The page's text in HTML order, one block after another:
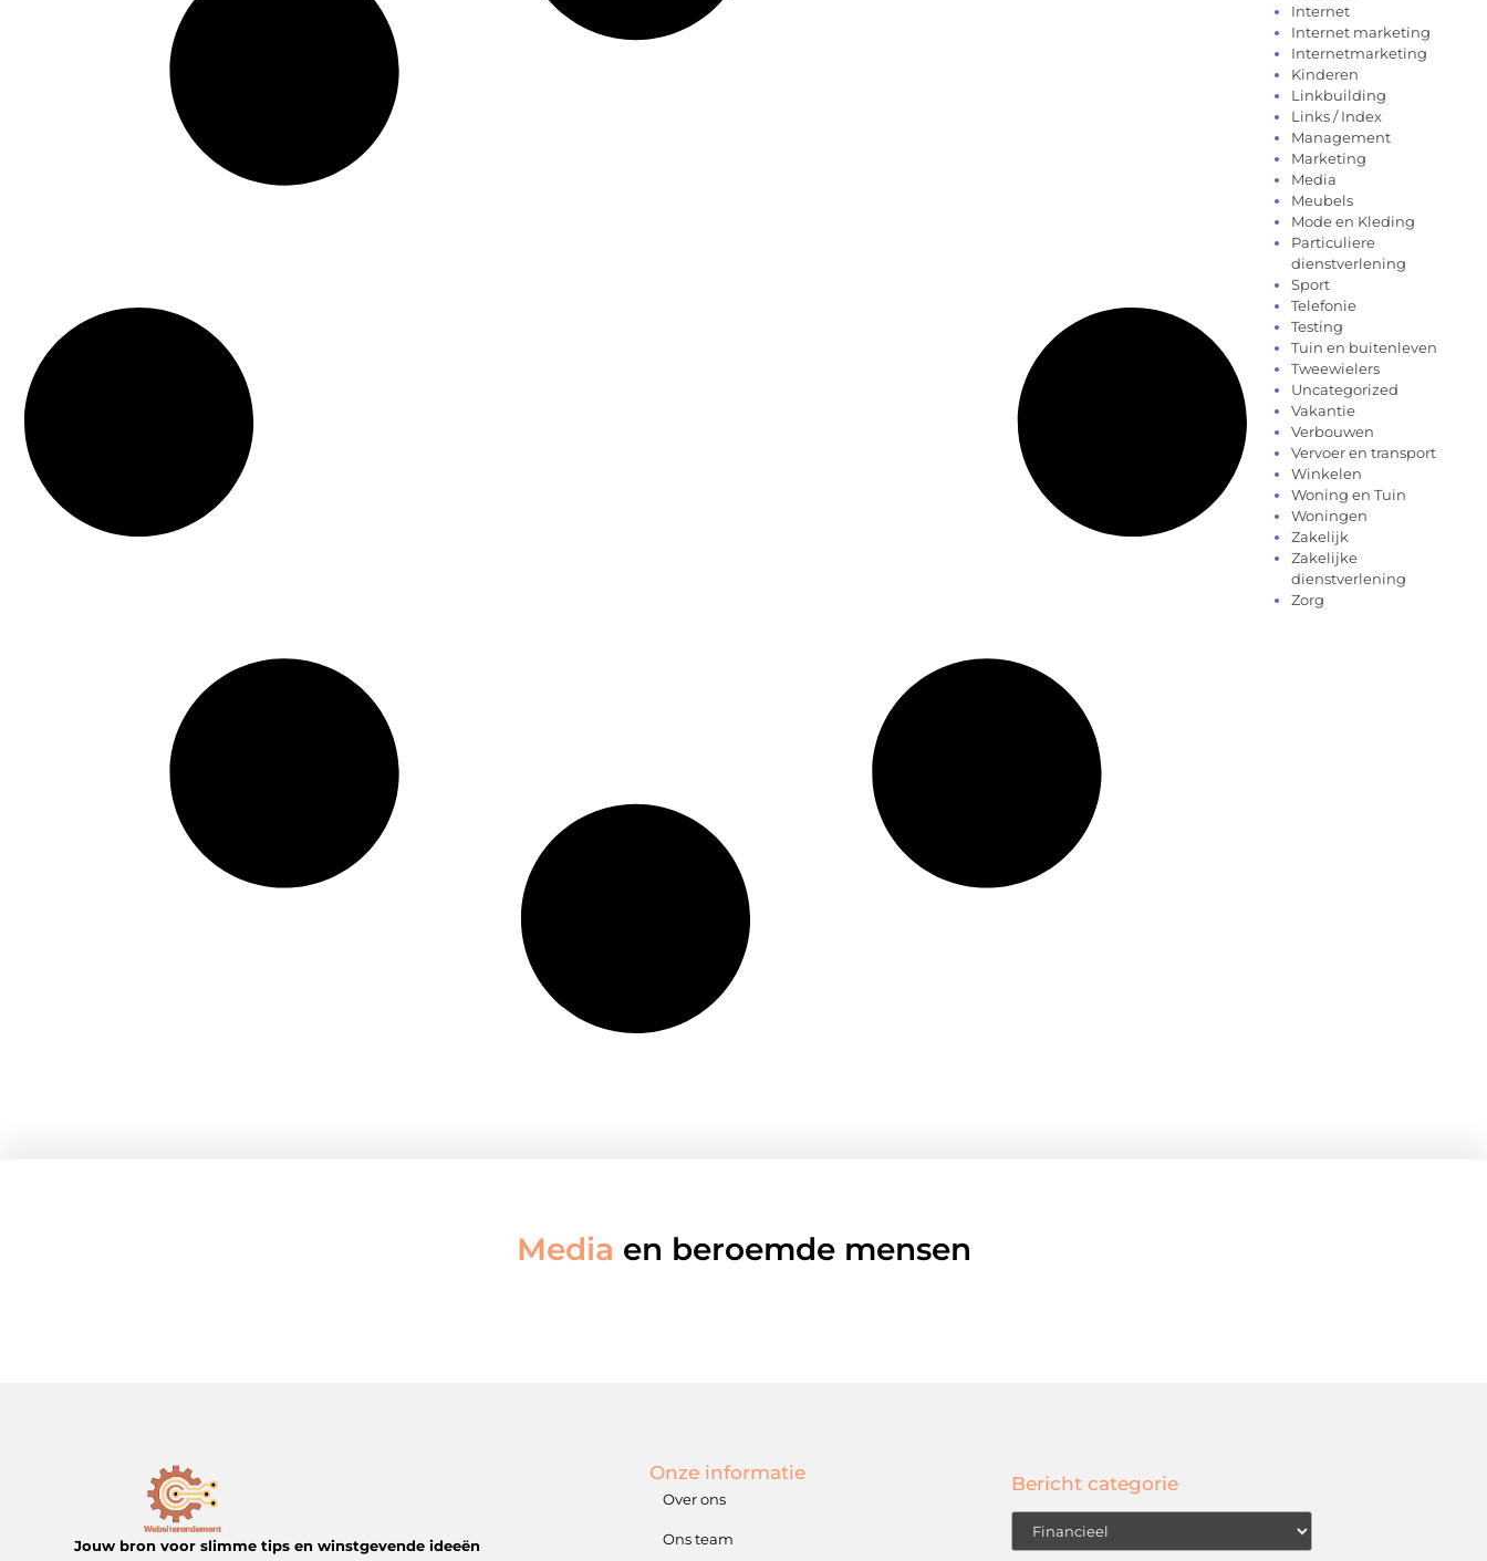
Internet
Internet marketing
Internetmarketing
Kinderen
Linkbuilding
Links / Index
Management
Marketing
Media
Meubels
Mode en Kleding
Particuliere
dienstverlening
Sport
Telefonie
Testing
Tuin en buitenleven
Tweewielers
Uncategorized
Vakantie
Verbouwen
Vervoer en transport
Winkelen
Woning en Tuin
Woningen
Zakelijk
Zakelijke
dienstverlening
Zorg
Media en beroemde mensen
Jouw bron voor slimme tips en winstgevende ideeën
Onze informatie
Over ons
Ons team
Bericht categorie